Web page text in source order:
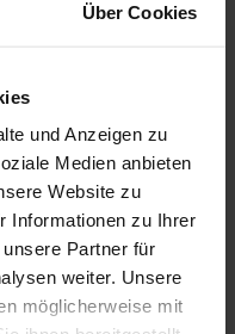
Über Cookies
und Anzeigen zu
Medien anbieten
Website zu
Informationen zu Ihrer
Partner für
weiter. Unsere
möglicherweise mit